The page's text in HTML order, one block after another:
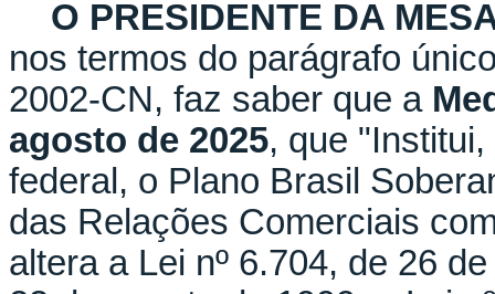
O PRESIDENTE DA
nos termos do parágrafo
2002-CN, faz saber que a
agosto de 2025, que
federal, o Plano Brasil
das Relações Comerciais
altera a Lei nº 6.704, de 26